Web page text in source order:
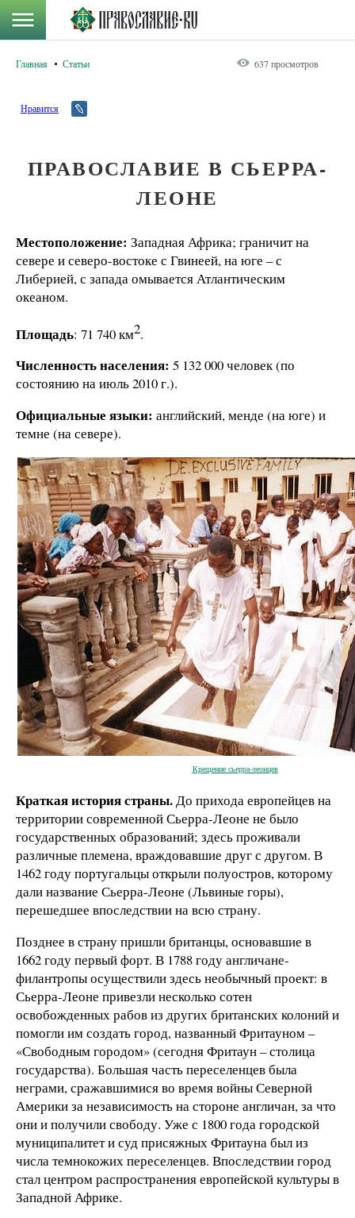
Главная Статьи 637 просмотров
Нравится
ПРАВОСЛАВИЕ В СЬЕРРА-
ЛЕОНЕ
Местоположение: Западная Африка; граничит на
севере и северо-востоке с Гвинеей, на юге – с
Либерией, с запада омывается Атлантическим
океаном.
Площадь: 71 740 км2.
Численность населения: 5 132 000 человек (по
состоянию на июль 2010 г.).
Официальные языки: английский, менде (на юге) и
темне (на севере).
Крещение сьерра-леонцев
Краткая история страны.До прихода европейцев на
территории современной Сьерра-Леоне не было
государственных образований; здесь проживали
различные племена, враждовавшие друг с другом. В
1462 году португальцы открыли полуостров, которому
дали название Сьерра-Леоне (Львиные горы),
перешедшее впоследствии на всю страну.
Позднее в страну пришли британцы, основавшие в
1662 году первый форт. В 1788 году англичане-
филантропы осуществили здесь необычный проект: в
Сьерра-Леоне привезли несколько сотен
освобожденных рабов из других британских колоний и
помогли им создать город, названный Фритауном –
«Свободным городом» (сегодня Фритаун – столица
государства). Большая часть переселенцев была
неграми, сражавшимися во время войны Северной
Америки за независимость на стороне англичан, за что
они и получили свободу. Уже с 1800 года городской
муниципалитет и суд присяжных Фритауна был из
числа темнокожих переселенцев. Впоследствии город
стал центром распространения европейской культуры в
Западной Африке.